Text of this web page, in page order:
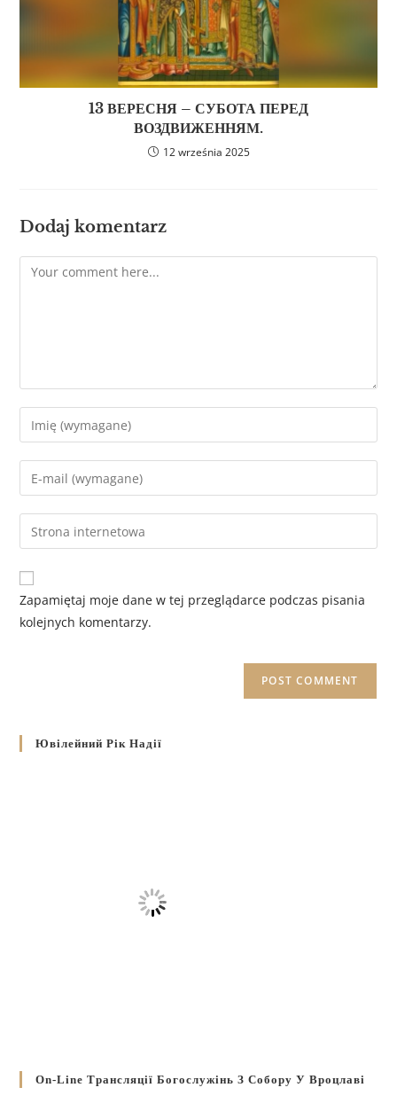
13 ВЕРЕСНЯ – СУБОТА ПЕРЕД
ВОЗДВИЖЕННЯМ.
12 września 2025
Dodaj komentarz
Zapamiętaj moje dane w tej przeglądarce podczas pisania
kolejnych komentarzy.
Ювілейний Рік Надії
On-Line Трансляції Богослужінь З Собору У Вроцлаві